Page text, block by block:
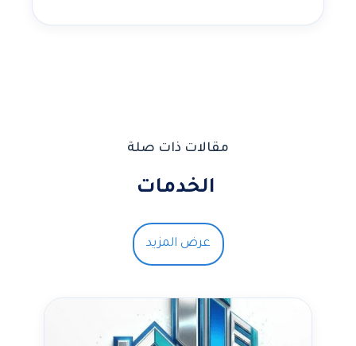
مقالات ذات صلة
الخدمات
عرض المزيد